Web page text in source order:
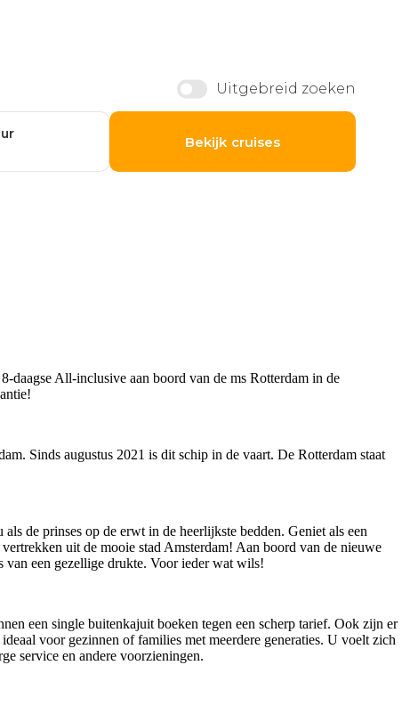
daagse All-inclusive aan boord van de ms Rotterdam in de
Sinds augustus 2021 is dit schip in de vaart. De Rotterdam staat
de prinses op de erwt in de heerlijkste bedden. Geniet als een
uit de mooie stad Amsterdam! Aan boord van de nieuwe
van een gezellige drukte. Voor ieder wat wils!
een single buitenkajuit boeken tegen een scherp tarief. Ook zijn er
voor gezinnen of families met meerdere generaties. U voelt zich
service en andere voorzieningen.